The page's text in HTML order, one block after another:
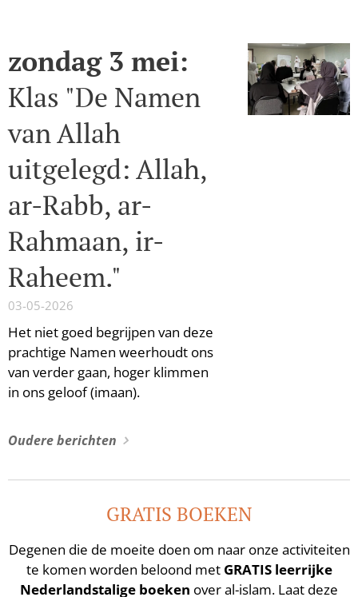
zondag 3 mei:
Klas "De Namen
van Allah
uitgelegd: Allah,
ar-Rabb, ar-
Rahmaan, ir-
Raheem."
03-05-2026
Het niet goed begrijpen van deze
prachtige Namen weerhoudt ons
van verder gaan, hoger klimmen
in ons geloof (imaan).
Oudere berichten
GRATIS BOEKEN
Degenen die de moeite doen om naar onze activiteiten
te komen worden beloond met GRATIS leerrijke
Nederlandstalige boeken over al-islam. Laat deze